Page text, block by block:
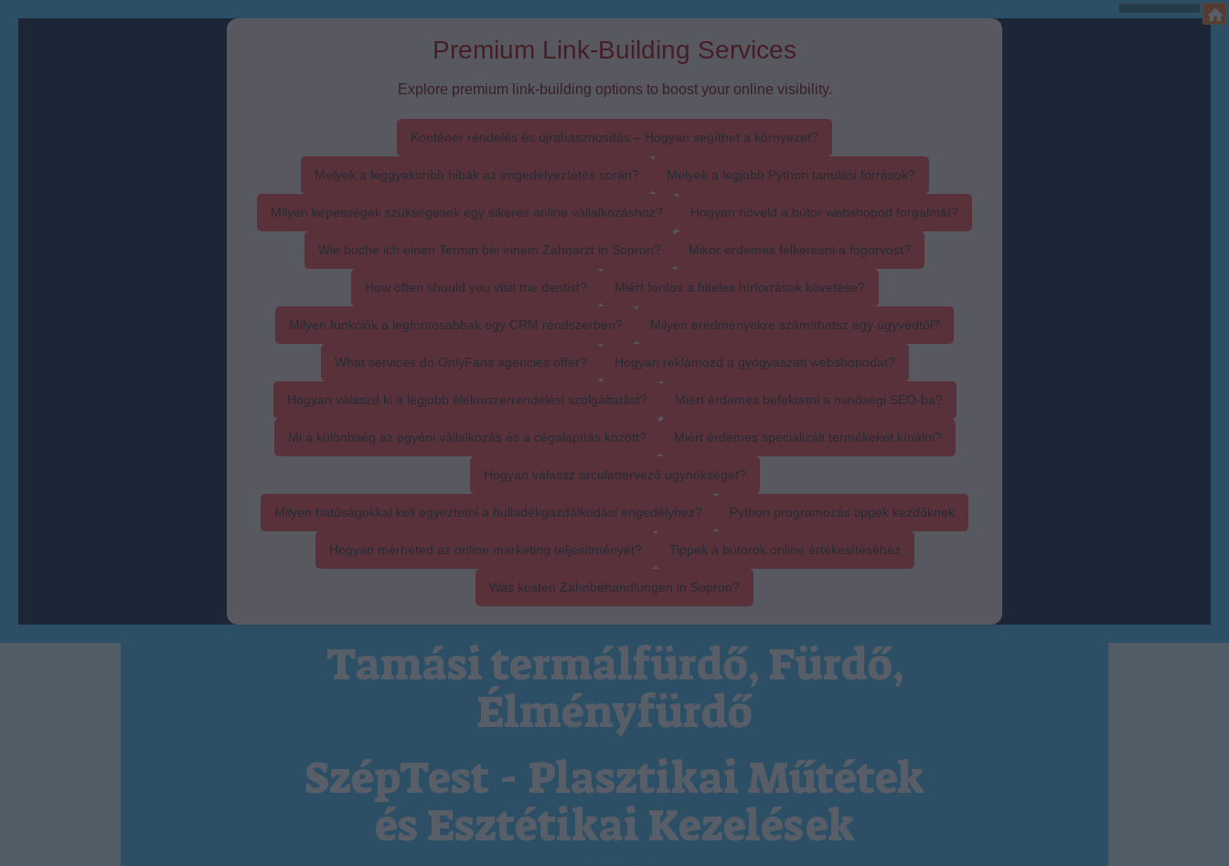
Premium Link-Building Services
Explore premium link-building options to boost your online visibility.
Konténer rendelés és újrahasznosítás – Hogyan segíthet a környezet?
Melyek a leggyakoribb hibák az engedélyeztetés során? Melyek a legjobb Python tanulási források?
Milyen képességek szükségesek egy sikeres online vállalkozáshoz? Hogyan növeld a bútor webshopod forgalmát?
Wie buche ich einen Termin bei einem Zahnarzt in Sopron? Mikor érdemes felkeresni a fogorvost?
How often should you visit the dentist? Miért fontos a hiteles hírforrások követése?
Milyen funkciók a legfontosabbak egy CRM rendszerben? Milyen eredményekre számíthatsz egy ügyvédtől?
What services do OnlyFans agencies offer? Hogyan reklámozd a gyógyászati webshopodat?
Hogyan válaszd ki a legjobb élelmiszerrendelési szolgáltatást? Miért érdemes befektetni a minőségi SEO-ba?
Mi a különbség az egyéni vállalkozás és a cégalapítás között? Miért érdemes specializált termékeket kínálni?
Hogyan válassz arculattervező ügynökséget?
Milyen hatóságokkal kell egyeztetni a hulladékgazdálkodási engedélyhez? Python programozás tippek kezdőknek
Hogyan mérheted az online marketing teljesítményét? Tippek a bútorok online értékesítéséhez
Was kosten Zahnbehandlungen in Sopron?
Tamási termálfürdő, Fürdő,
Élményfürdő
SzépTest - Plasztikai Műtétek
és Esztétikai Kezelések